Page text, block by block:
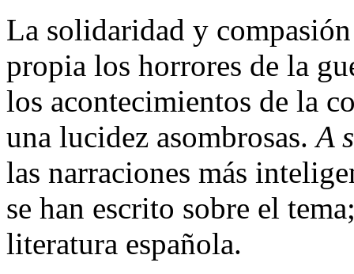
La solidaridad y
propia los horrores de la
los acontecimientos de la
una lucidez asombrosas.A
las narraciones más
se han escrito sobre el
literatura española.